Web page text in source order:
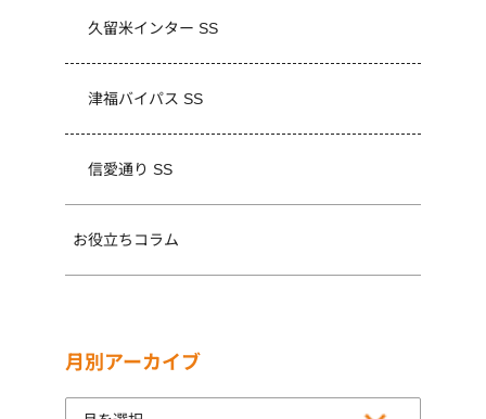
久留米インター SS
津福バイパス SS
信愛通り SS
お役立ちコラム
月別アーカイブ